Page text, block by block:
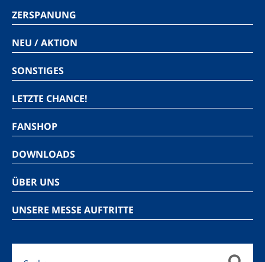
ZERSPANUNG
NEU / AKTION
SONSTIGES
LETZTE CHANCE!
FANSHOP
DOWNLOADS
ÜBER UNS
UNSERE MESSE AUFTRITTE